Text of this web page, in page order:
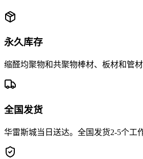
永久库存
缩醛均聚物和共聚物棒材、板材和管
全国发货
华雷斯城当日送达。全国发货2-5个工